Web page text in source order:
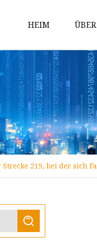
HEIM
Strecke 219, bei der sich